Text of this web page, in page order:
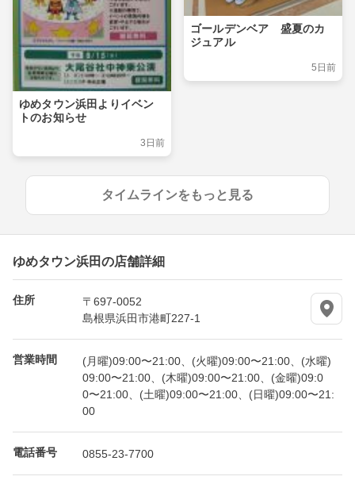
ゆめタウン浜田よりイベン
トのお知らせ
3日前
ゴールデンベア 盛夏のカ
ジュアル
5日前
タイムラインをもっと見る
ゆめタウン浜田の店舗詳細
住所
〒697-0052
島根県浜田市港町227-1
営業時間
(月曜)09:00〜21:00、(火曜)09:00〜21:00、(水曜)
09:00〜21:00、(木曜)09:00〜21:00、(金曜)09:0
0〜21:00、(土曜)09:00〜21:00、(日曜)09:00〜21:
00
電話番号 0855-23-7700